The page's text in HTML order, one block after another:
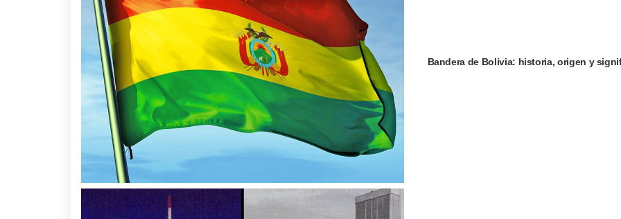
Bandera de Bolivia: historia, origen y